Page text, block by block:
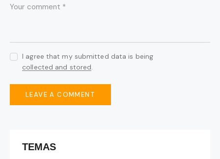
I agree that my submitted data is being
collected and stored.
TEMAS